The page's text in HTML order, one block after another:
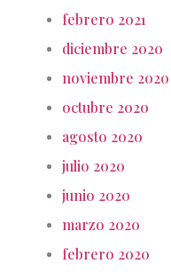
febrero 2021
diciembre 2020
noviembre 2020
octubre 2020
agosto 2020
julio 2020
junio 2020
marzo 2020
febrero 2020